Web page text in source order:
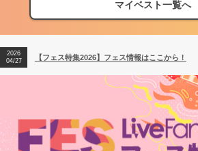
マイベスト一覧へ
【フェス特集2026】フェス情報はここから！
【ライブ動員ランキング】2026年上半期編発表
2026
04/27
【フェス特集2026】フェス情報はここから！
2026
【ライブ動員ランキング】2026年上半期編発表